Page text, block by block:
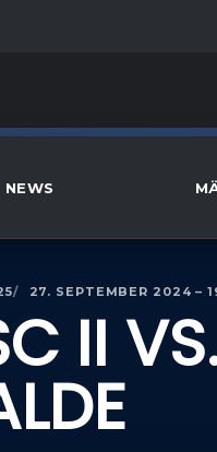
NEWS
27. SEPTEMBER 2024 –
II